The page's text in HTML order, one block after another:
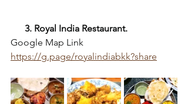
3. Royal India Restaurant.
Google Map Link
https://g.page/royalindiabkk?share